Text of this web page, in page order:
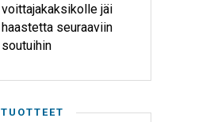
voittajakaksikolle jäi
haastetta seuraaviin
soutuihin
TUOTTEET